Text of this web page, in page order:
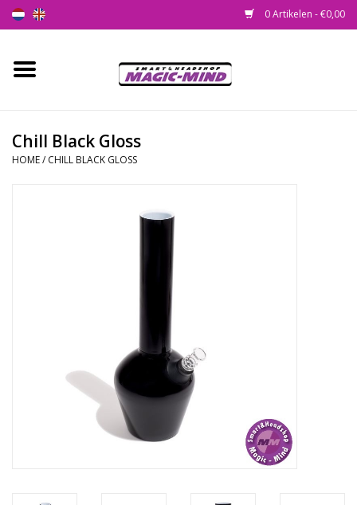
0 Artikelen - €0,00
Home
Smartshop
Rituals & Wierook
Chill Black Gloss
HOME/ CHILL BLACK GLOSS